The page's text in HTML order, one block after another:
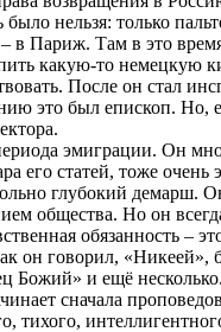
нельзя: только
в Париж. Там в это
какую-то немецкую
После он стал
это был епископ. Но,
эмиграции. Он
его статей, тоже
глубокий демарш.
общества. Но он
обязанность –
он говорил, «Никеей»,
Божий» и ещё несколько.
сначала
тихого,